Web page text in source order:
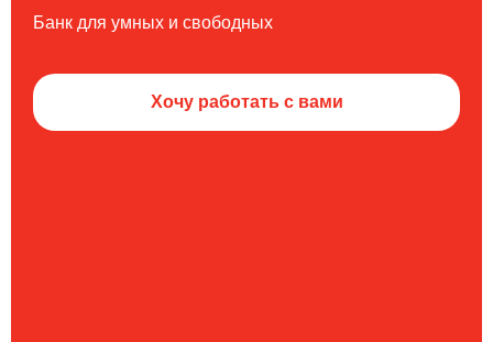
Банк для умных и свободных
Хочу работать с вами